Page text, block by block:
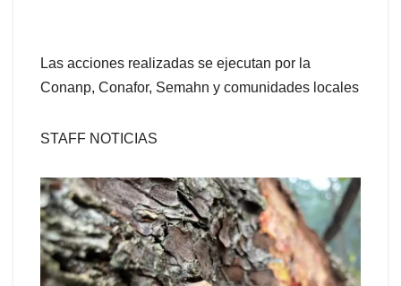
Las acciones realizadas se ejecutan por la
Conanp, Conafor, Semahn y comunidades locales
STAFF NOTICIAS